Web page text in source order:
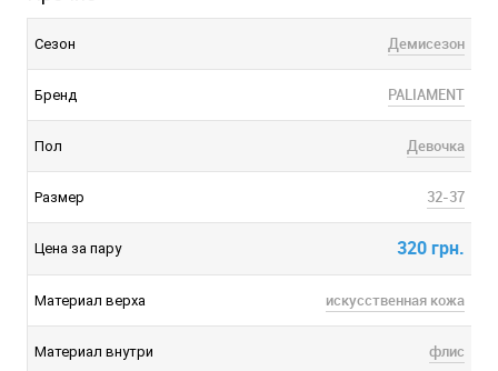
Сезон Демисезон
Бренд PALIAMENT
Пол Девочка
Размер 32-37
Цена за пару 320 грн.
Материал верха искусственная кожа
Материал внутри флис